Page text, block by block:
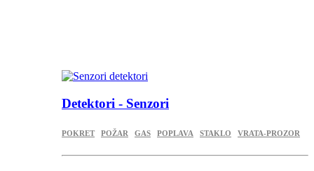
Detektori - Senzori
POKRET POŽAR GAS POPLAVA STAKLO VRATA-PROZOR